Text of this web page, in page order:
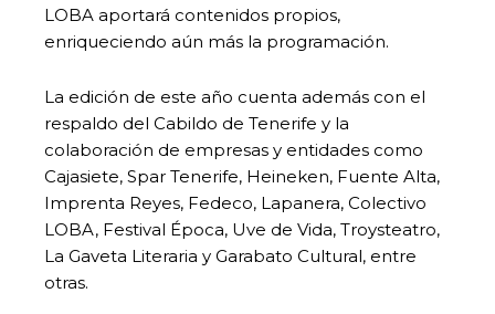
LOBA aportará contenidos propios,
enriqueciendo aún más la programación.
La edición de este año cuenta además con el
respaldo del Cabildo de Tenerife y la
colaboración de empresas y entidades como
Cajasiete, Spar Tenerife, Heineken, Fuente Alta,
Imprenta Reyes, Fedeco, Lapanera, Colectivo
LOBA, Festival Época, Uve de Vida, Troysteatro,
La Gaveta Literaria y Garabato Cultural, entre
otras.